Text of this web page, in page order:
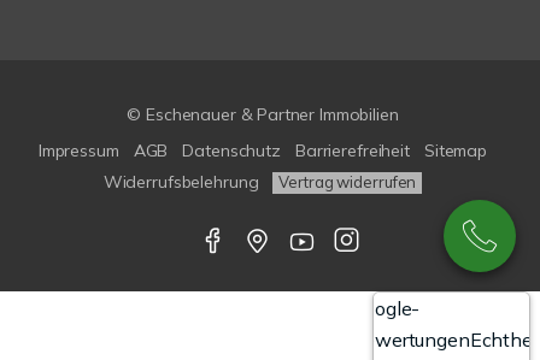
© Eschenauer & Partner Immobilien
Impressum
AGB Datenschutz Barrierefreiheit
Sitemap
Widerrufsbelehrung
Vertrag widerrufen
Google-
Bewertungen